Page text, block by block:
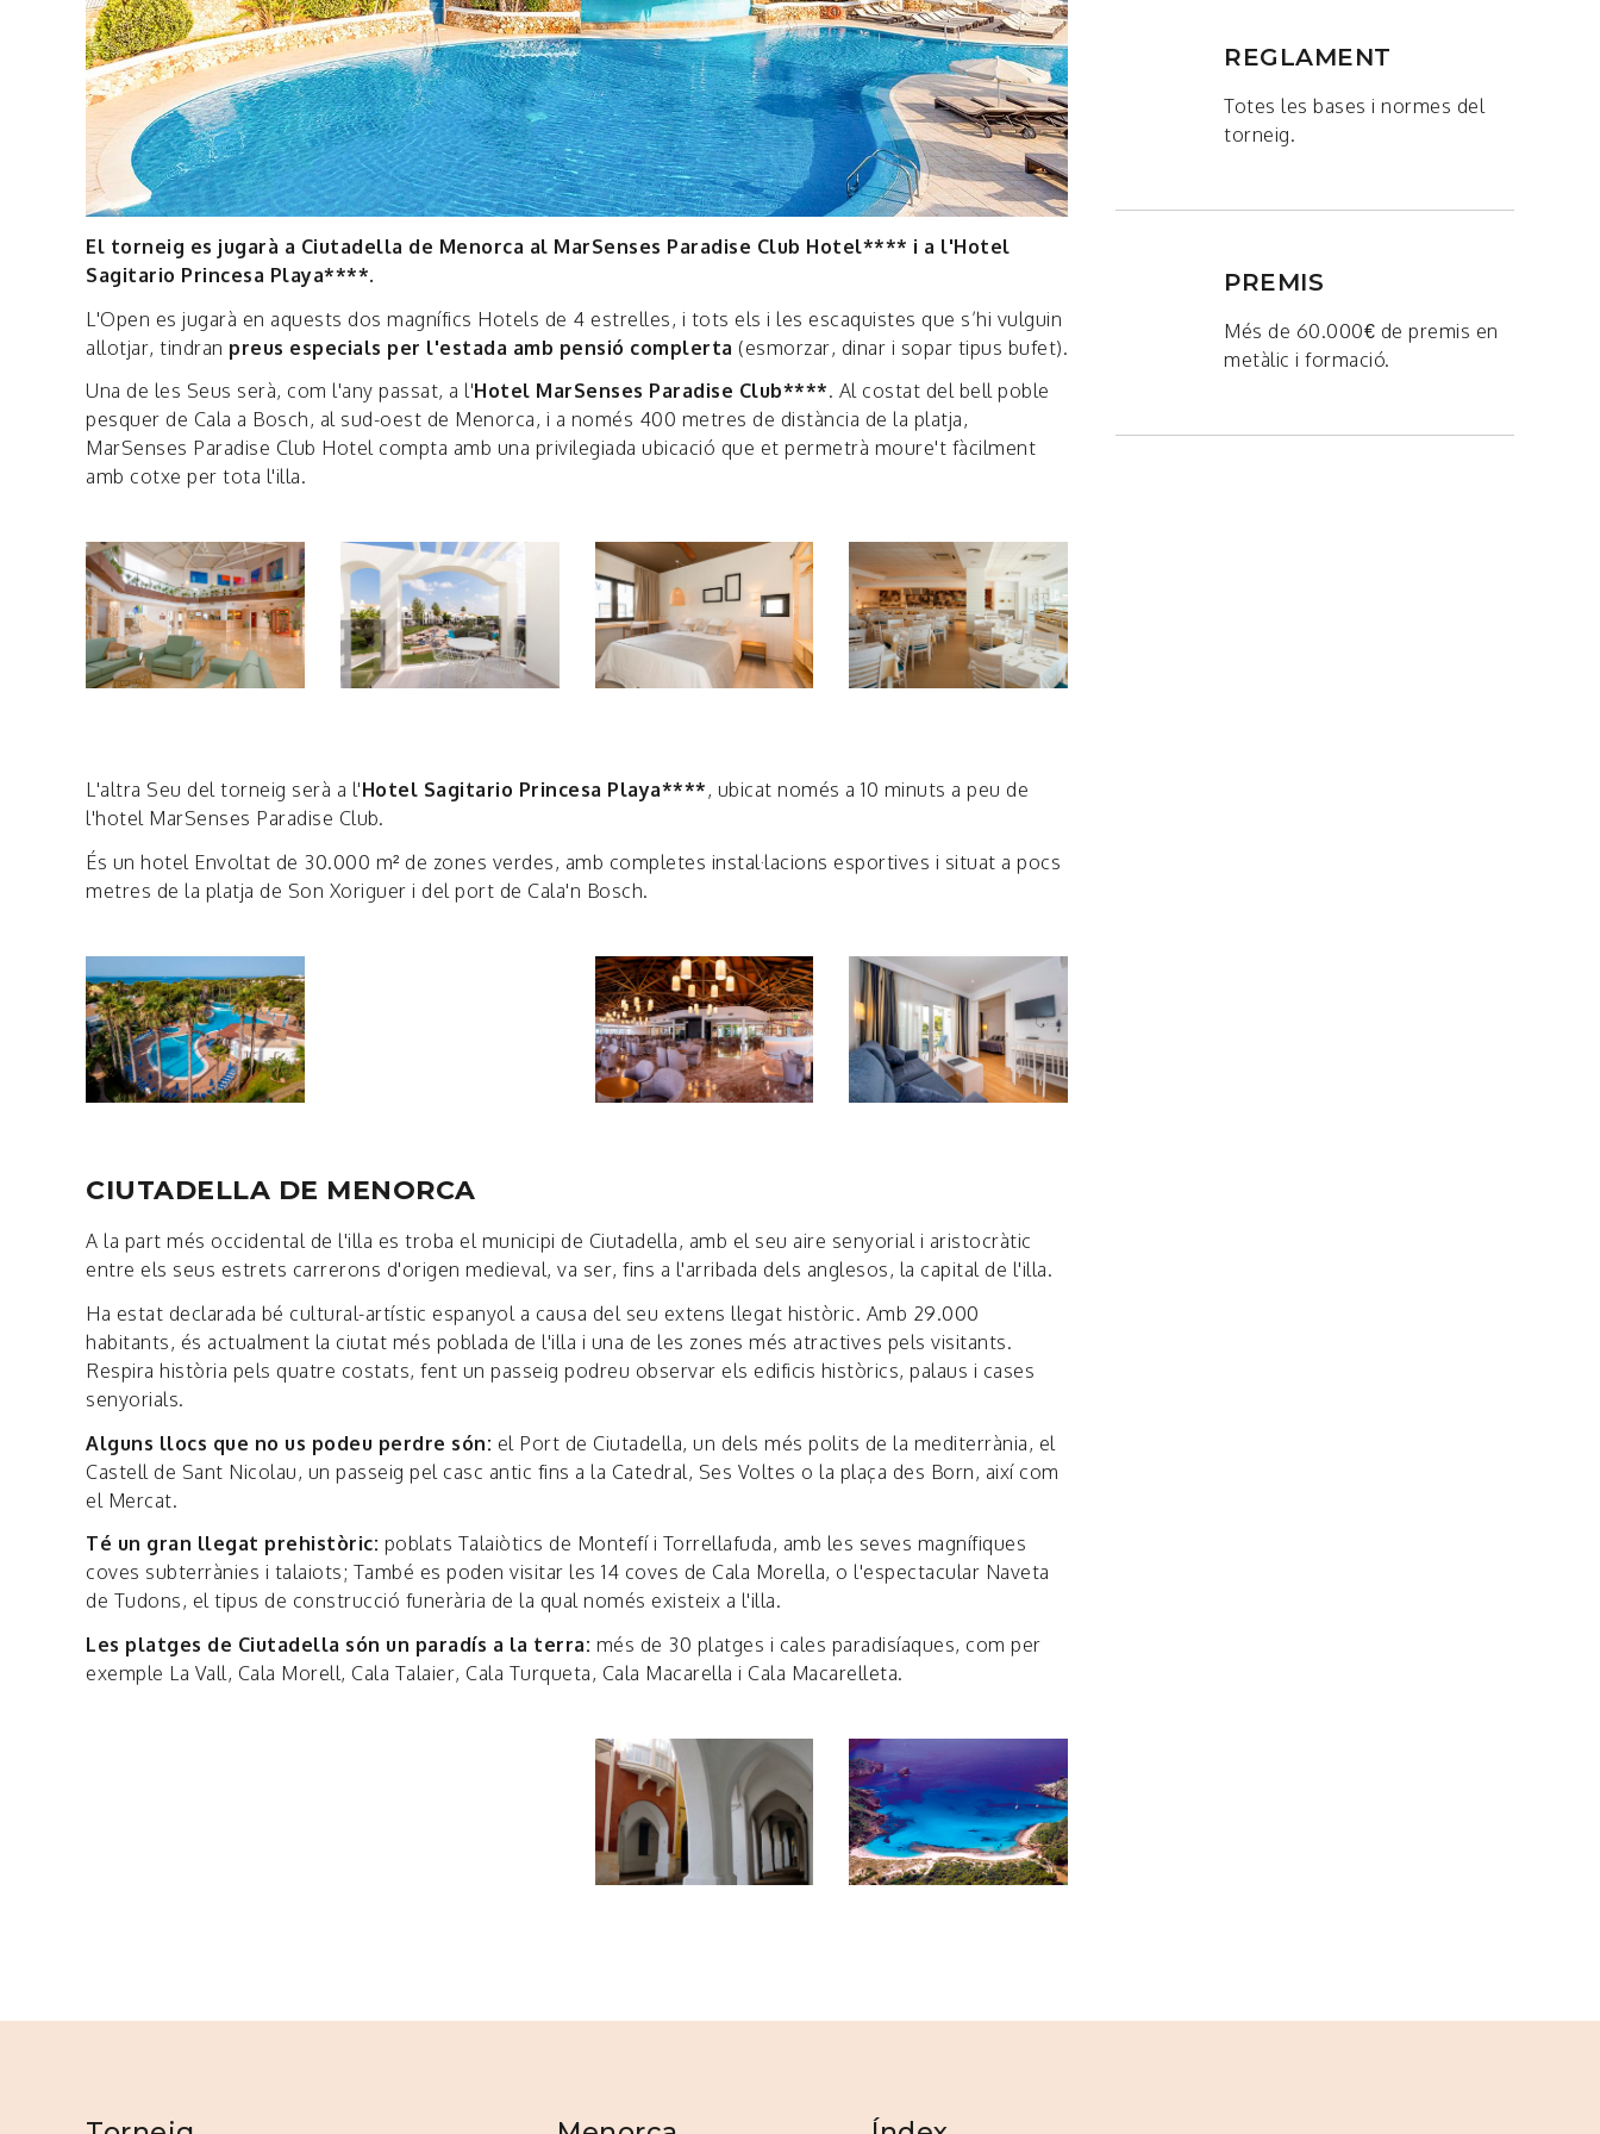
El torneig es jugarà a Ciutadella de Menorca al MarSenses Paradise Club Hotel**** i a l'Hotel
Sagitario Princesa Playa****.
L'Open es jugarà en aquests dos magnífics Hotels de 4 estrelles, i tots els i les escaquistes que s’hi vulguin
allotjar, tindran preus especials per l'estada amb pensió complerta (esmorzar, dinar i sopar tipus bufet).
Una de les Seus serà, com l'any passat, a l'Hotel MarSenses Paradise Club****. Al costat del bell poble
pesquer de Cala a Bosch, al sud-oest de Menorca, i a només 400 metres de distància de la platja,
MarSenses Paradise Club Hotel compta amb una privilegiada ubicació que et permetrà moure't fàcilment
amb cotxe per tota l'illa.
L'altra Seu del torneig serà a l'Hotel Sagitario Princesa Playa****, ubicat només a 10 minuts a peu de
l'hotel MarSenses Paradise Club.
És un hotel Envoltat de 30.000 m² de zones verdes, amb completes instal·lacions esportives i situat a pocs
metres de la platja de Son Xoriguer i del port de Cala'n Bosch.
CIUTADELLA DE MENORCA
A la part més occidental de l'illa es troba el municipi de Ciutadella, amb el seu aire senyorial i aristocràtic
entre els seus estrets carrerons d'origen medieval, va ser, fins a l'arribada dels anglesos, la capital de l'illa.
Ha estat declarada bé cultural-artístic espanyol a causa del seu extens llegat històric. Amb 29.000
habitants, és actualment la ciutat més poblada de l'illa i una de les zones més atractives pels visitants.
Respira història pels quatre costats, fent un passeig podreu observar els edificis històrics, palaus i cases
senyorials.
Alguns llocs que no us podeu perdre són: el Port de Ciutadella, un dels més polits de la mediterrània, el
Castell de Sant Nicolau, un passeig pel casc antic fins a la Catedral, Ses Voltes o la plaça des Born, així com
el Mercat.
Té un gran llegat prehistòric: poblats Talaiòtics de Montefí i Torrellafuda, amb les seves magnífiques
coves subterrànies i talaiots; També es poden visitar les 14 coves de Cala Morella, o l'espectacular Naveta
de Tudons, el tipus de construcció funerària de la qual només existeix a l'illa.
Les platges de Ciutadella són un paradís a la terra: més de 30 platges i cales paradisíaques, com per
exemple La Vall, Cala Morell, Cala Talaier, Cala Turqueta, Cala Macarella i Cala Macarelleta.
REGLAMENT
Totes les bases i normes del
torneig.
PREMIS
Més de 60.000€ de premis en
metàlic i formació.